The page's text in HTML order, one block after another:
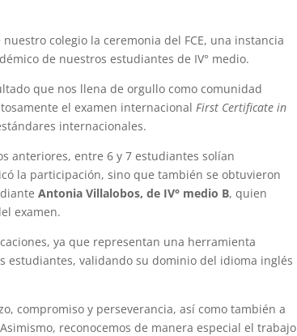
colegio la ceremonia del FCE, una instancia
de nuestros estudiantes de IV° medio.
que nos llena de orgullo como comunidad
el examen internacional First Certificate in
internacionales.
anteriores, entre 6 y 7 estudiantes solían
la participación, sino que también se obtuvieron
Antonia Villalobos, de IV° medio B, quien
examen.
ya que representan una herramienta
estudiantes, validando su dominio del idioma inglés
compromiso y perseverancia, así como también a
reconocemos de manera especial el trabajo